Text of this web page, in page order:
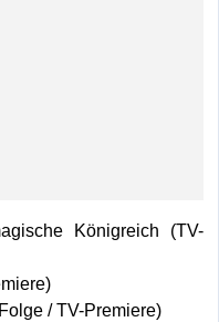
Königreich (TV-
/ TV-Premiere)